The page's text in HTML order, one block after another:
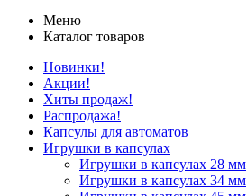
Меню
Каталог товаров
Новинки!
Акции!
Хиты продаж!
Распродажа!
Капсулы для автоматов
Игрушки в капсулах
Игрушки в капсулах 28 мм
Игрушки в капсулах 34 мм